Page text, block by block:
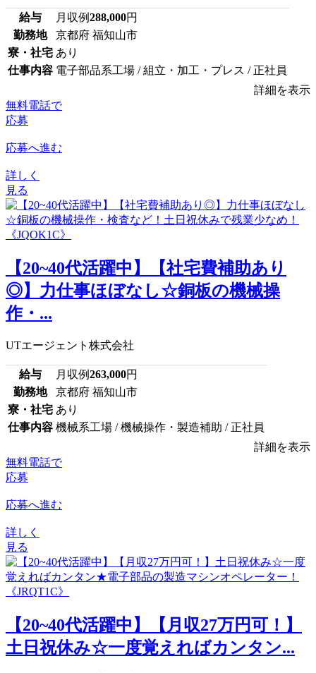
給与 月収例288,000円
勤務地
京都府 福知山市
寮・社宅 あり
仕事内容 電子部品系工場 / 組立・加工・プレス / 正社員
詳細を表示
無料電話で
応募
応募へ進む
詳しく
見る
【20~40代活躍中】【社宅費補助あり
◎】力仕事ほぼなし☆銅板の機械操
作・...
UTエージェント株式会社
給与 月収例263,000円
勤務地
京都府 福知山市
寮・社宅 あり
仕事内容 機械系工場 / 機械操作・製造補助 / 正社員
詳細を表示
無料電話で
応募
応募へ進む
詳しく
見る
【20~40代活躍中】【月収27万円可！】
土日祝休み☆一度覚えればカンタン...